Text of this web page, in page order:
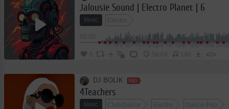
Jalousie Sound | Electro Planet | 6
Микс Electro
5 58:04 190 </>
DJ BOLIK
4Teachers
Микс Club/Dance Electro Dance-Pop